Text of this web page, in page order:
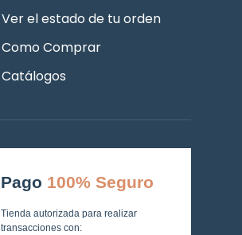
Ver el estado de tu orden
Como Comprar
Catálogos
Pago 100% Seguro
Tienda autorizada para realizar
transacciones con: